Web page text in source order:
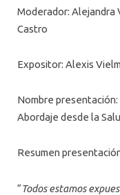
Moderador: Alejandra
Castro
Expositor: Alexis
Nombre
Abordaje desde la
Resumen
“Todos estamos